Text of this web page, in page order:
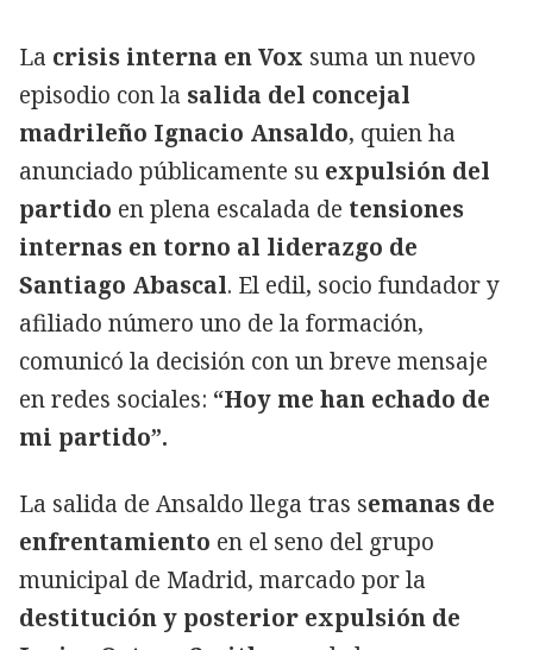
La crisis interna en Vox suma un nuevo
episodio con la salida del concejal
madrileño Ignacio Ansaldo, quien ha
anunciado públicamente su expulsión del
partido en plena escalada de tensiones
internas en torno al liderazgo de
Santiago Abascal. El edil, socio fundador y
afiliado número uno de la formación,
comunicó la decisión con un breve mensaje
en redes sociales: “Hoy me han echado de
mi partido”.
La salida de Ansaldo llega tras semanas de
enfrentamiento en el seno del grupo
municipal de Madrid, marcado por la
destitución y posterior expulsión de